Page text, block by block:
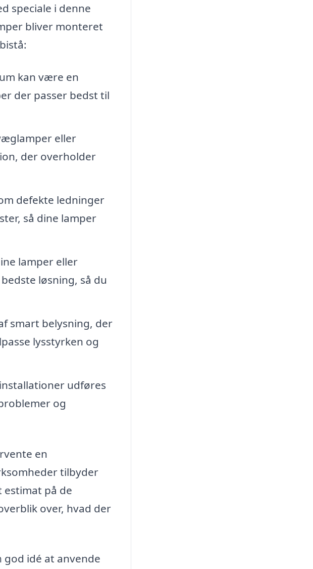
speciale i denne
bliver monteret
kan være en
der passer bedst til
eller
der overholder
defekte ledninger
så dine lamper
lamper eller
løsning, så du
smart belysning, der
lysstyrken og
udføres
og
en
tilbyder
estimat på de
over, hvad der
idé at anvende